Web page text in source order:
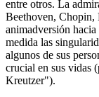
entre otros. La
Beethoven, Chopin,
animadversión
medida las
algunos de sus
crucial en sus vidas
Kreutzer").